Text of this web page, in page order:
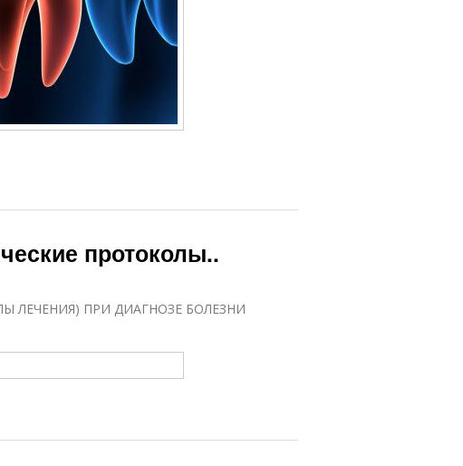
протоколы..
ЛЕЧЕНИЯ) ПРИ ДИАГНОЗЕ БОЛЕЗНИ